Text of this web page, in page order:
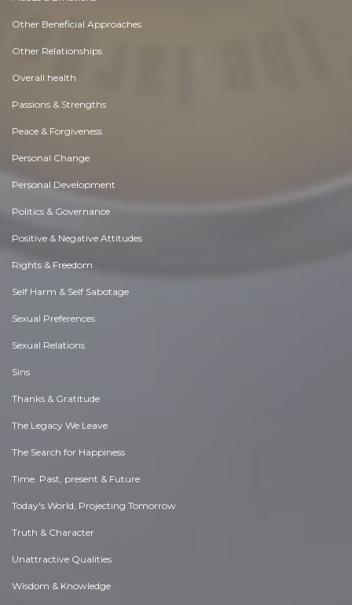
Other Beneficial Approaches
Other Relationships
Overall health
Passions & Strengths
Peace & Forgiveness
Personal Change
Personal Development
Politics & Governance
Positive & Negative Attitudes
Rights & Freedom
Self Harm & Self Sabotage
Sexual Preferences
Sexual Relations
Sins
Thanks & Gratitude
The Legacy We Leave
The Search for Happiness
Time. Past, present & Future
Today's World, Projecting Tomorrow
Truth & Character
Unattractive Qualities
Wisdom & Knowledge